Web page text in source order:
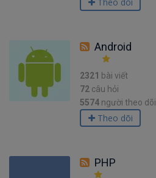
Android
2321 bài viết
72 câu hỏi
5574 người theo dõi
Theo dõi
PHP